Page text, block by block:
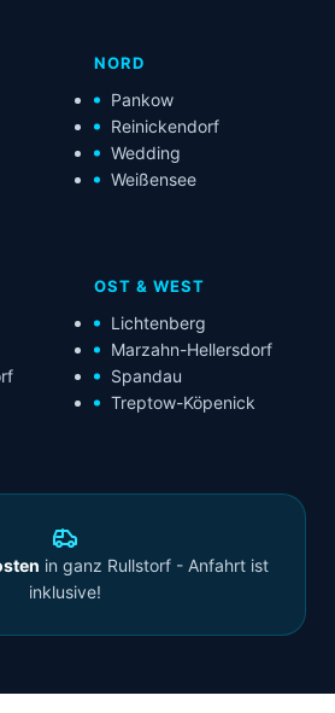
NORD
Pankow
Reinickendorf
Wedding
Weißensee
OST & WEST
Lichtenberg
Marzahn-Hellersdorf
Spandau
Treptow-Köpenick
in ganz Rullstorf - Anfahrt ist
inklusive!